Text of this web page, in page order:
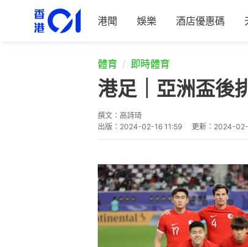
港聞 娛樂 酒店優惠碼
體育 即時體育
港足｜亞洲盃
撰文： 高詩琦
出版： 2024-02-16 11:59 更新： 2024-